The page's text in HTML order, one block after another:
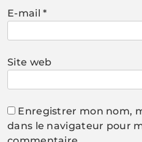
E-mail*
Site web
Enregistrer mon nom,
dans le navigateur pour